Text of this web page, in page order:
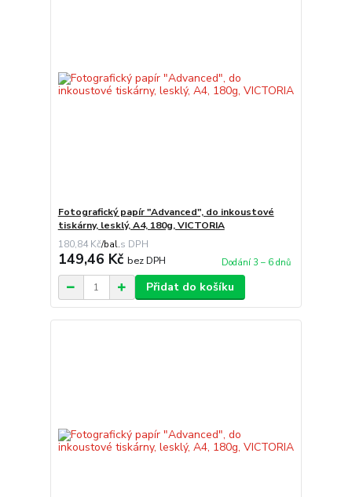
Fotografický papír "Advanced", do inkoustové
tiskárny, lesklý, A4, 180g, VICTORIA
180,84 Kč/bal.
149,46 Kč bez DPH Dodání 3 – 6 dnů
Přidat do košíku